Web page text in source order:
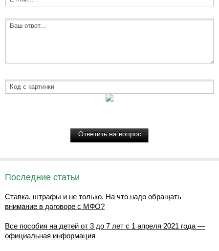
Последние статьи
Ставка, штрафы и не только. На что надо обращать
внимание в договоре с МФО?
Все пособия на детей от 3 до 7 лет с 1 апреля 2021 года —
официальная информация